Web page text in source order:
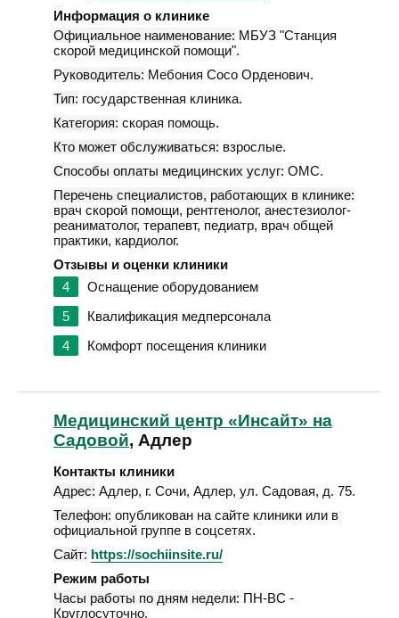
Информация о клинике
Официальное наименование: МБУЗ "Станция
скорой медицинской помощи".
Руководитель: Мебония Сосо Орденович.
Тип: государственная клиника.
Категория: скорая помощь.
Кто может обслуживаться: взрослые.
Способы оплаты медицинских услуг: ОМС.
Перечень специалистов, работающих в клинике:
врач скорой помощи, рентгенолог, анестезиолог-
реаниматолог, терапевт, педиатр, врач общей
практики, кардиолог.
Отзывы и оценки клиники
4
Оснащение оборудованием
5
Квалификация медперсонала
4
Комфорт посещения клиники
Медицинский центр «Инсайт» на
Садовой, Адлер
Контакты клиники
Адрес: Адлер, г. Сочи, Адлер, ул. Садовая, д. 75.
Телефон: опубликован на сайте клиники или в
официальной группе в соцсетях.
Сайт: https://sochiinsite.ru/
Режим работы
Часы работы по дням недели: ПН-ВС -
Круглосуточно.